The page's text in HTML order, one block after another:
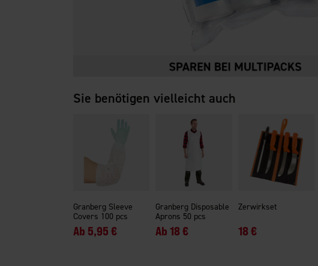
Sie benötigen vielleicht auch
Granberg Sleeve
Covers 100 pcs
Ab 5,95 €
Granberg Disposable
Aprons 50 pcs
Ab18 €
Zerwirkset
18 €